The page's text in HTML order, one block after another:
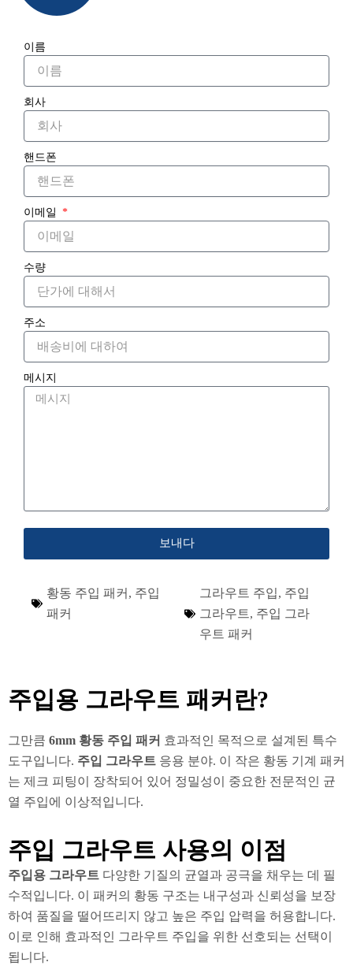
이름
회사
핸드폰
이메일
수량
주소
메시지
보내다
황동 주입 패커 , 주입
패커
그라우트 주입, 주입
그라우트 , 주입 그라
우트 패커
주입용 그라우트 패커란?
그만큼 6mm 황동 주입 패커 효과적인 목적으로 설계된 특수
도구입니다. 주입 그라우트 응용 분야. 이 작은 황동 기계 패커
는 제크 피팅이 장착되어 있어 정밀성이 중요한 전문적인 균
열 주입에 이상적입니다.
주입 그라우트 사용의 이점
주입용 그라우트 다양한 기질의 균열과 공극을 채우는 데 필
수적입니다. 이 패커의 황동 구조는 내구성과 신뢰성을 보장
하여 품질을 떨어뜨리지 않고 높은 주입 압력을 허용합니다.
이로 인해 효과적인 그라우트 주입을 위한 선호되는 선택이
됩니다.